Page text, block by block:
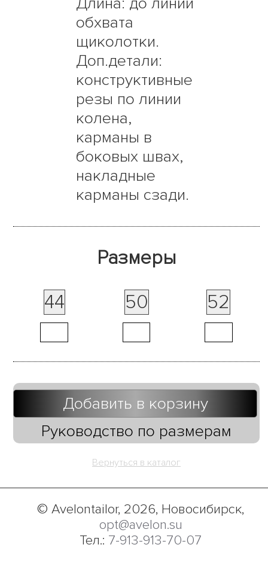
обхвата
щиколотки.
Доп.детали:
конструктивные
резы по линии
колена,
карманы в
боковых швах,
накладные
карманы сзади.
Размеры
44
50 52
Добавить в корзину
Руководство по размерам
Вернуться в каталог
© Avelontailor, 2026, Новосибирск,
opt@avelon.su
Тел.: 7-913-913-70-07